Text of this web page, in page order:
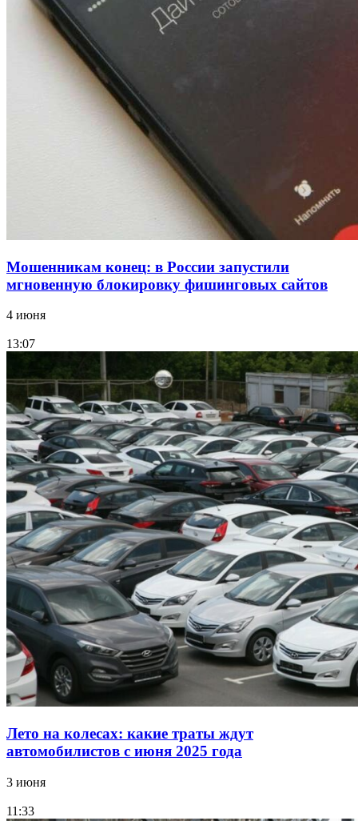
Сладкий праздник в Волгограде: в Центральном
парке прошёл фестиваль „Арбузный переполох“
Волгоградские компании нарастили экспорт:
заключены контракты на 3,6 млн долларов
Мошенникам конец: в России запустили
мгновенную блокировку фишинговых сайтов
4 июня
13:07
Лето на колесах: какие траты ждут
автомобилистов с июня 2025 года
3 июня
11:33